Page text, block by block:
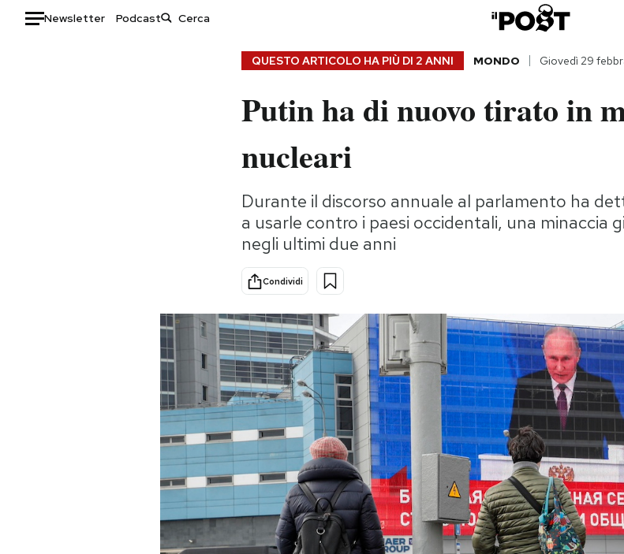
Newsletter Podcast
Storie/Idee
Ok Boomer!
Altrecose
Mondiali calcio 2026
QUESTO ARTICOLO HA PIÙ DI 2 ANNI MONDO Giovedì 29
Putin ha di nuovo tirato in
nucleari
Durante il discorso annuale al parlamento ha
a usarle contro i paesi occidentali, una minaccia
negli ultimi due anni
Condividi